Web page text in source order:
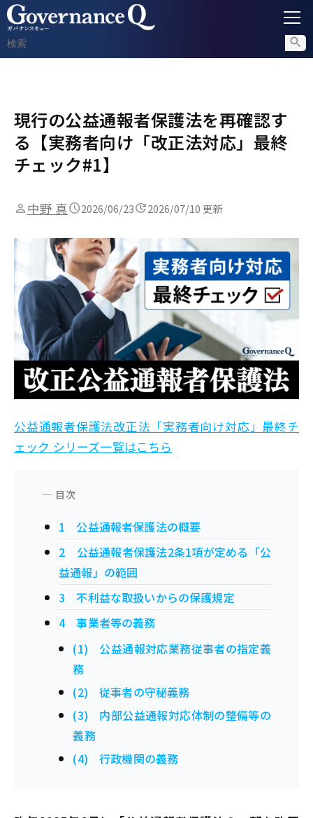
内部通報
コンプライアンス調査
不正対策
セミナー情報
現行の公益通報者保護法を再確認す
る【実務者向け「改正法対応」最終
チェック#1】
中野 真 2026/06/23 2026/07/10 更新
公益通報者保護法改正法「実務者向け対応」最終チ
ェック シリーズ一覧はこちら
1 公益通報者保護法の概要
2 公益通報者保護法2条1項が定める「公
益通報」の範囲
3 不利益な取扱いからの保護規定
4 事業者等の義務
(1) 公益通報対応業務従事者の指定義
務
(2) 従事者の守秘義務
(3) 内部公益通報対応体制の整備等の
義務
(4) 行政機関の義務